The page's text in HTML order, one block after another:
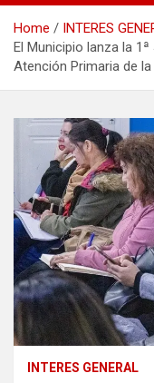
Home
INTERES
El Municipio lanza la
Atención Primaria de la
INTERES GENERAL